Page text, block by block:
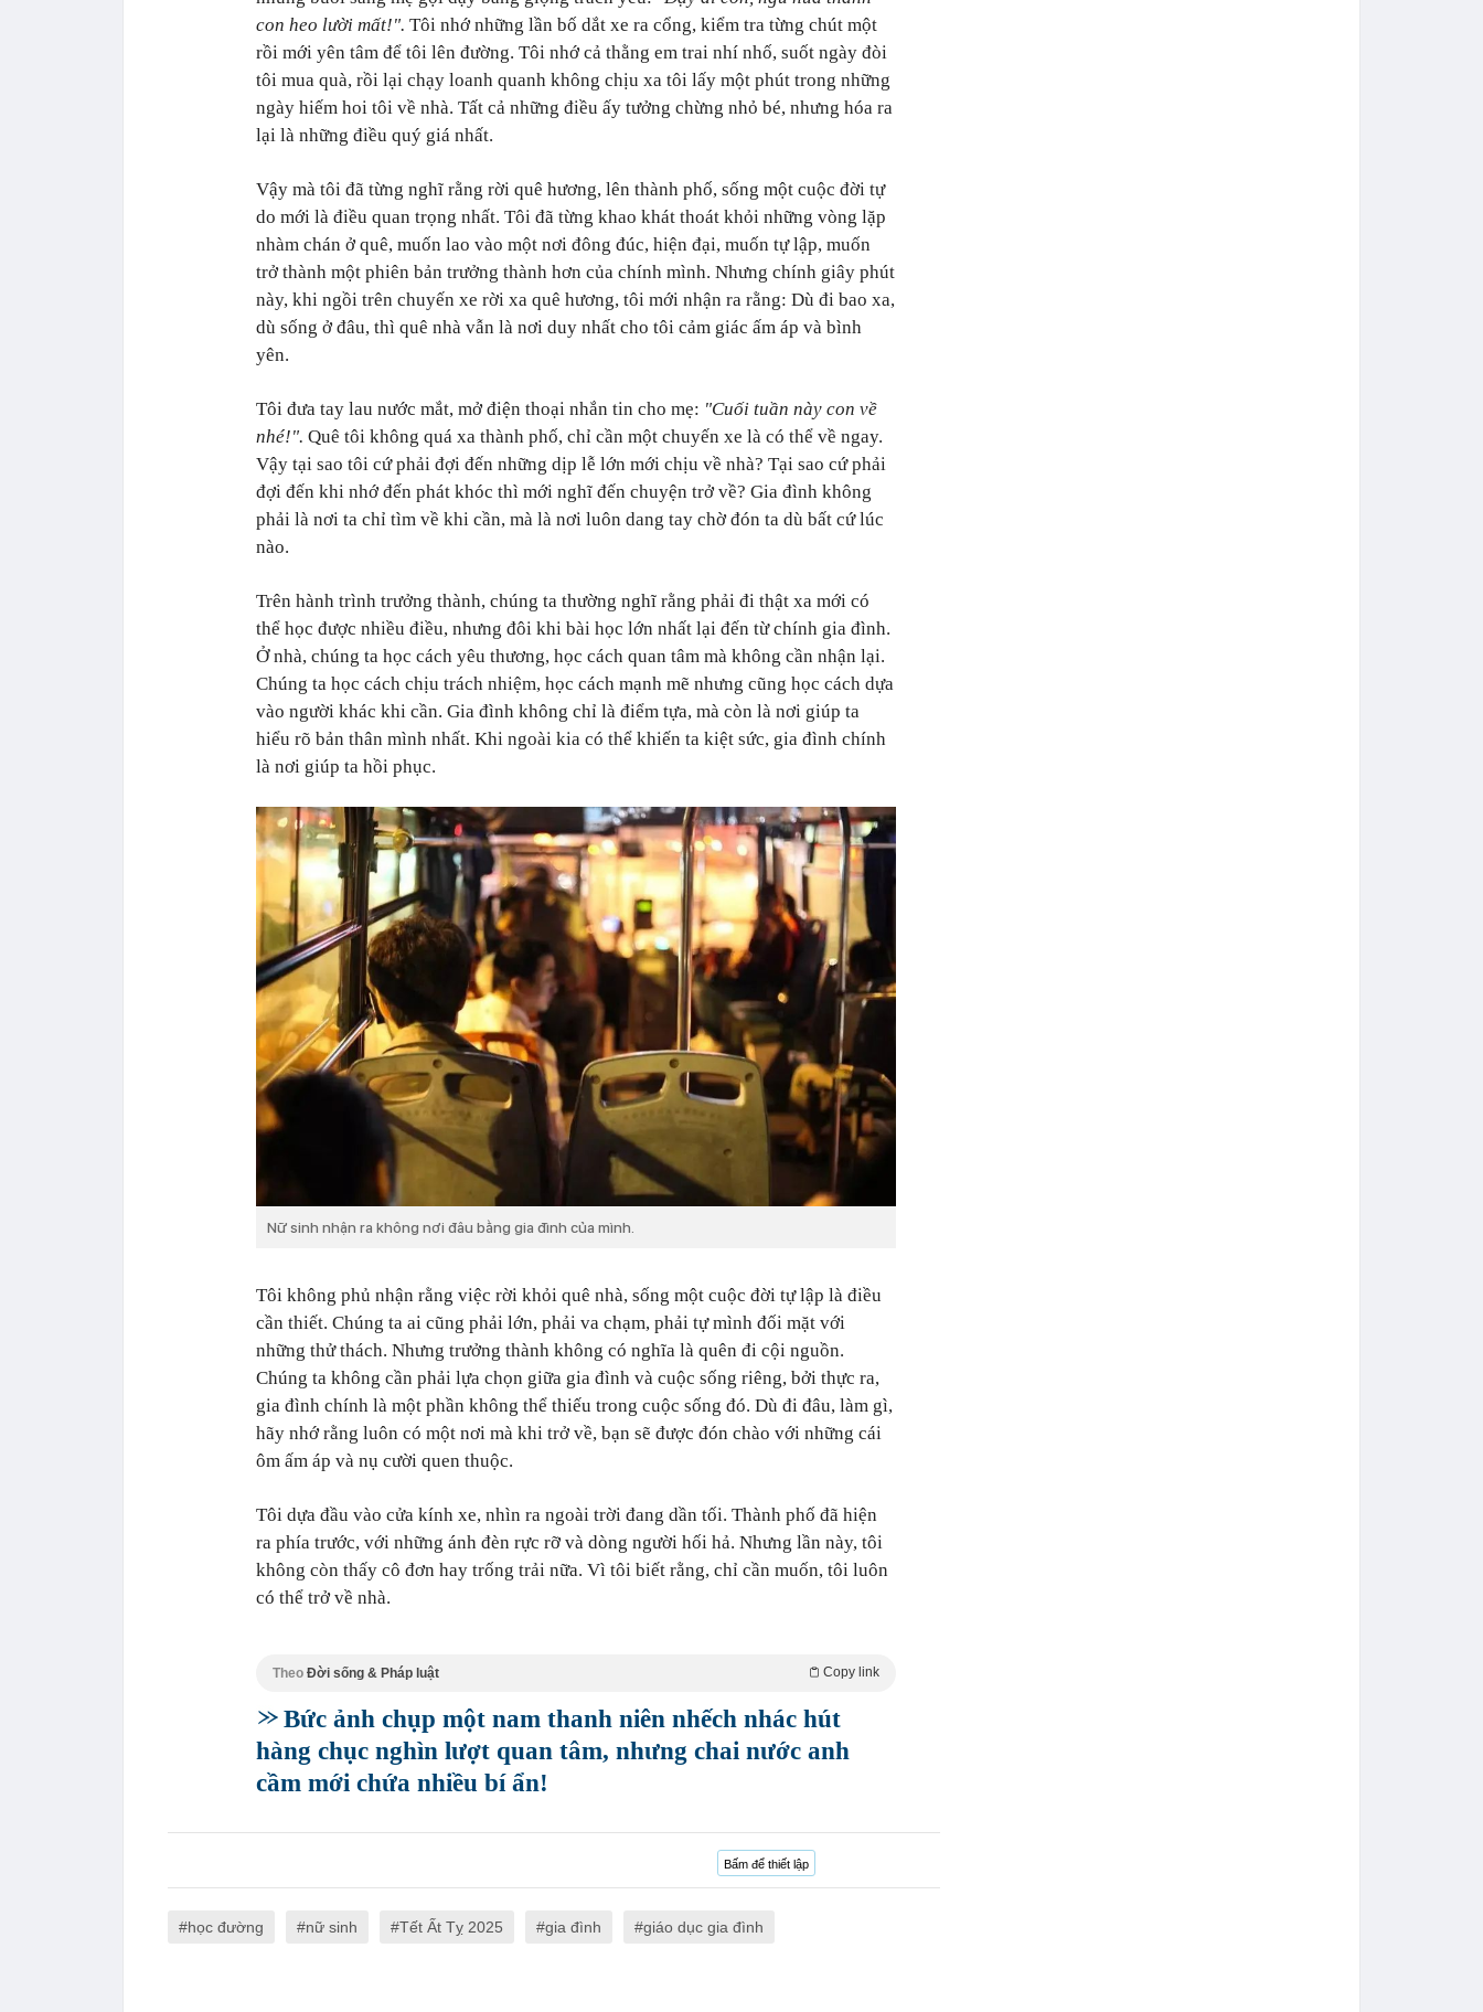
con heo lười mất!". Tôi nhớ những lần bố dắt xe ra cổng, kiểm tra từng chút một
rồi mới yên tâm để tôi lên đường. Tôi nhớ cả thằng em trai nhí nhố, suốt ngày đòi
tôi mua quà, rồi lại chạy loanh quanh không chịu xa tôi lấy một phút trong những
ngày hiếm hoi tôi về nhà. Tất cả những điều ấy tưởng chừng nhỏ bé, nhưng hóa ra
lại là những điều quý giá nhất.
Vậy mà tôi đã từng nghĩ rằng rời quê hương, lên thành phố, sống một cuộc đời tự
do mới là điều quan trọng nhất. Tôi đã từng khao khát thoát khỏi những vòng lặp
nhàm chán ở quê, muốn lao vào một nơi đông đúc, hiện đại, muốn tự lập, muốn
trở thành một phiên bản trưởng thành hơn của chính mình. Nhưng chính giây phút
này, khi ngồi trên chuyến xe rời xa quê hương, tôi mới nhận ra rằng: Dù đi bao xa,
dù sống ở đâu, thì quê nhà vẫn là nơi duy nhất cho tôi cảm giác ấm áp và bình
yên.
Tôi đưa tay lau nước mắt, mở điện thoại nhắn tin cho mẹ: "Cuối tuần này con về
nhé!". Quê tôi không quá xa thành phố, chỉ cần một chuyến xe là có thể về ngay.
Vậy tại sao tôi cứ phải đợi đến những dịp lễ lớn mới chịu về nhà? Tại sao cứ phải
đợi đến khi nhớ đến phát khóc thì mới nghĩ đến chuyện trở về? Gia đình không
phải là nơi ta chỉ tìm về khi cần, mà là nơi luôn dang tay chờ đón ta dù bất cứ lúc
nào.
Trên hành trình trưởng thành, chúng ta thường nghĩ rằng phải đi thật xa mới có
thể học được nhiều điều, nhưng đôi khi bài học lớn nhất lại đến từ chính gia đình.
Ở nhà, chúng ta học cách yêu thương, học cách quan tâm mà không cần nhận lại.
Chúng ta học cách chịu trách nhiệm, học cách mạnh mẽ nhưng cũng học cách dựa
vào người khác khi cần. Gia đình không chỉ là điểm tựa, mà còn là nơi giúp ta
hiểu rõ bản thân mình nhất. Khi ngoài kia có thể khiến ta kiệt sức, gia đình chính
là nơi giúp ta hồi phục.
Nữ sinh nhận ra không nơi đâu bằng gia đình của mình.
Tôi không phủ nhận rằng việc rời khỏi quê nhà, sống một cuộc đời tự lập là điều
cần thiết. Chúng ta ai cũng phải lớn, phải va chạm, phải tự mình đối mặt với
những thử thách. Nhưng trưởng thành không có nghĩa là quên đi cội nguồn.
Chúng ta không cần phải lựa chọn giữa gia đình và cuộc sống riêng, bởi thực ra,
gia đình chính là một phần không thể thiếu trong cuộc sống đó. Dù đi đâu, làm gì,
hãy nhớ rằng luôn có một nơi mà khi trở về, bạn sẽ được đón chào với những cái
ôm ấm áp và nụ cười quen thuộc.
Tôi dựa đầu vào cửa kính xe, nhìn ra ngoài trời đang dần tối. Thành phố đã hiện
ra phía trước, với những ánh đèn rực rỡ và dòng người hối hả. Nhưng lần này, tôi
không còn thấy cô đơn hay trống trải nữa. Vì tôi biết rằng, chỉ cần muốn, tôi luôn
có thể trở về nhà.
Theo Đời sống & Pháp luật Copy link
Bức ảnh chụp một nam thanh niên nhếch nhác hút
hàng chục nghìn lượt quan tâm, nhưng chai nước anh
cầm mới chứa nhiều bí ẩn!
Bấm để thiết lập
học đường nữ sinh Tết Ất Tỵ 2025 gia đình giáo dục gia đình